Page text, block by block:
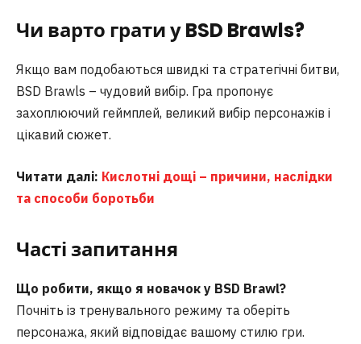
Чи варто грати у BSD Brawls?
Якщо вам подобаються швидкі та стратегічні битви,
BSD Brawls – чудовий вибір. Гра пропонує
захоплюючий геймплей, великий вибір персонажів і
цікавий сюжет.
Читати далі: Кислотні дощі – причини, наслідки
та способи боротьби
Часті запитання
Що робити, якщо я новачок у BSD Brawl?
Почніть із тренувального режиму та оберіть
персонажа, який відповідає вашому стилю гри.